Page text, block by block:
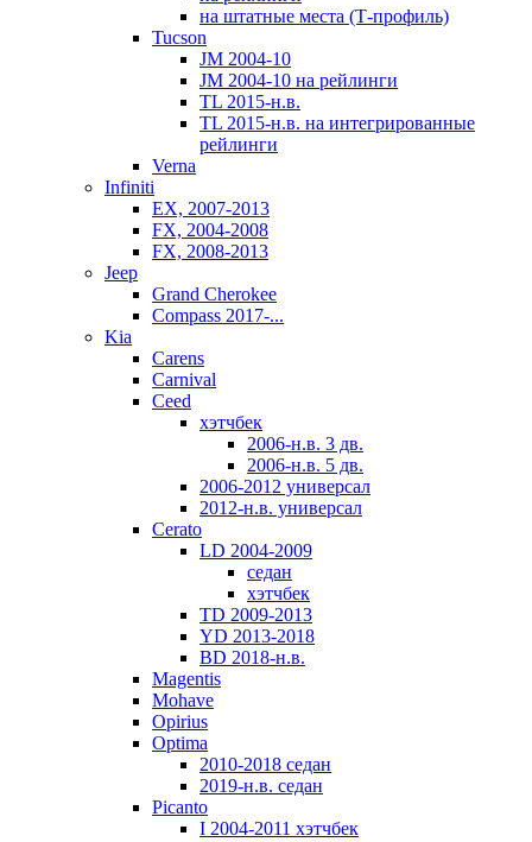
на штатные места (Т-профиль)
Tucson
JM 2004-10
JM 2004-10 на рейлинги
TL 2015-н.в.
TL 2015-н.в. на интегрированные
рейлинги
Verna
Infiniti
EX, 2007-2013
FX, 2004-2008
FX, 2008-2013
Jeep
Grand Cherokee
Compass 2017-...
Kia
Carens
Carnival
Ceed
хэтчбек
2006-н.в. 3 дв.
2006-н.в. 5 дв.
2006-2012 универсал
2012-н.в. универсал
Cerato
LD 2004-2009
седан
хэтчбек
TD 2009-2013
YD 2013-2018
BD 2018-н.в.
Magentis
Mohave
Opirius
Optima
2010-2018 седан
2019-н.в. седан
Picanto
I 2004-2011 хэтчбек